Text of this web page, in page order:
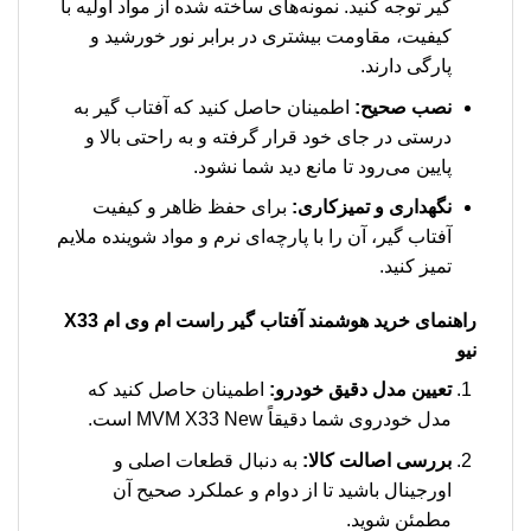
گیر توجه کنید. نمونه‌های ساخته شده از مواد اولیه با
کیفیت، مقاومت بیشتری در برابر نور خورشید و
پارگی دارند.
نصب صحیح: اطمینان حاصل کنید که آفتاب گیر به
درستی در جای خود قرار گرفته و به راحتی بالا و
پایین می‌رود تا مانع دید شما نشود.
نگهداری و تمیزکاری: برای حفظ ظاهر و کیفیت
آفتاب گیر، آن را با پارچه‌ای نرم و مواد شوینده ملایم
تمیز کنید.
راهنمای خرید هوشمند
آفتاب گیر راست ام وی ام X33
نیو
تعیین مدل دقیق خودرو: اطمینان حاصل کنید که
مدل خودروی شما دقیقاً MVM X33 New است.
بررسی اصالت کالا: به دنبال قطعات اصلی و
اورجینال باشید تا از دوام و عملکرد صحیح آن
مطمئن شوید.